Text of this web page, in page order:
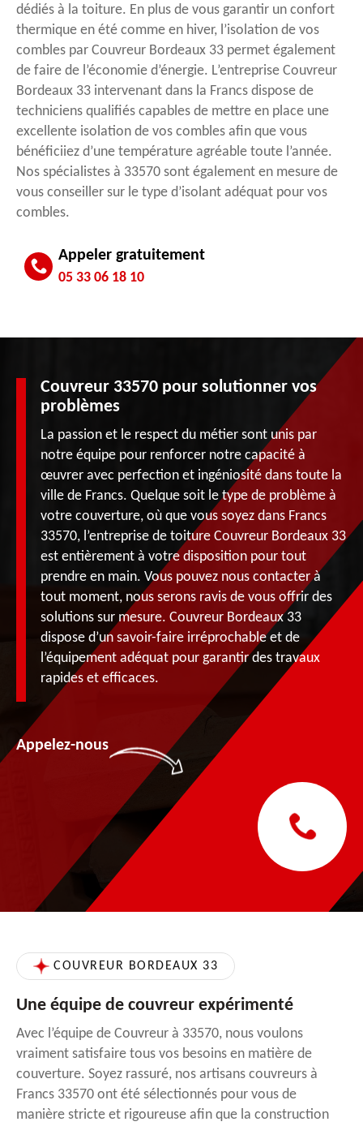
dédiés à la toiture. En plus de vous garantir un confort
thermique en été comme en hiver, l’isolation de vos
combles par Couvreur Bordeaux 33 permet également
de faire de l’économie d’énergie. L’entreprise Couvreur
Bordeaux 33 intervenant dans la Francs dispose de
techniciens qualifiés capables de mettre en place une
excellente isolation de vos combles afin que vous
bénéficiiez d’une température agréable toute l’année.
Nos spécialistes à 33570 sont également en mesure de
vous conseiller sur le type d’isolant adéquat pour vos
combles.
Appeler gratuitement
05 33 06 18 10
Couvreur 33570 pour solutionner vos
problèmes
La passion et le respect du métier sont unis par
notre équipe pour renforcer notre capacité à
œuvrer avec perfection et ingéniosité dans toute la
ville de Francs. Quelque soit le type de problème à
votre couverture, où que vous soyez dans Francs
33570, l’entreprise de toiture Couvreur Bordeaux 33
est entièrement à votre disposition pour tout
prendre en main. Vous pouvez nous contacter à
tout moment, nous serons ravis de vous offrir des
solutions sur mesure. Couvreur Bordeaux 33
dispose d’un savoir-faire irréprochable et de
l’équipement adéquat pour garantir des travaux
rapides et efficaces.
Appelez-nous
COUVREUR BORDEAUX 33
Une équipe de couvreur expérimenté
Avec l’équipe de Couvreur à 33570, nous voulons
vraiment satisfaire tous vos besoins en matière de
couverture. Soyez rassuré, nos artisans couvreurs à
Francs 33570 ont été sélectionnés pour vous de
manière stricte et rigoureuse afin que la construction